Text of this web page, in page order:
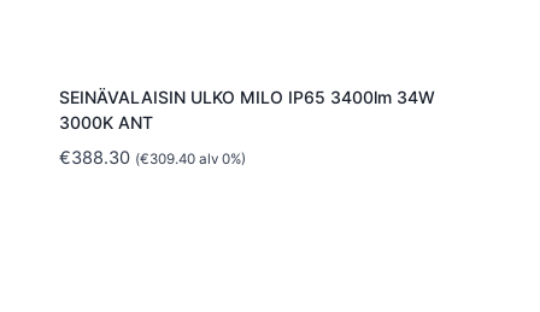
SEINÄVALAISIN ULKO MILO IP65 3400lm 34W
3000K ANT
€388.30 (€309.40alv 0%)